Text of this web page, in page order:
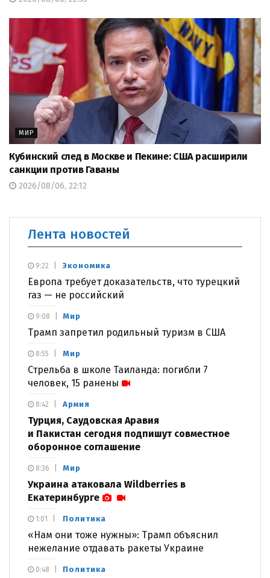
МИР
Кубинский след в Москве и Пекине: США расширили
санкции против Гаваны
2026/08/06, 22:12
Лента новостей
Экономика
Европа требует доказательств, что турецкий
газ — не российский
9:22
Мир
Трамп запретил родильный туризм в США
9:08
Мир
Стрельба в школе Таиланда: погибли 7
человек, 15 ранены
8:55
Армия
Турция, Саудовская Аравия
и Пакистан сегодня подпишут совместное
оборонное соглашение
8:42
Мир
Украина атаковала Wildberries в
Екатеринбурге
8:36
Политика
«Нам они тоже нужны»: Трамп объяснил
нежелание отдавать ракеты Украине
1:01
Политика
0:48